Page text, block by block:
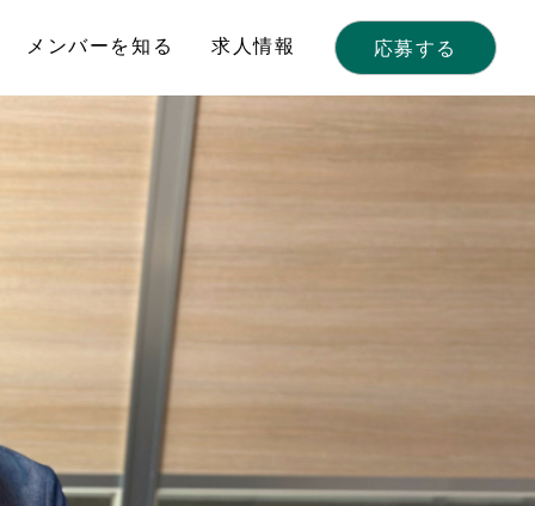
メンバーを知る 求人情報 応募する